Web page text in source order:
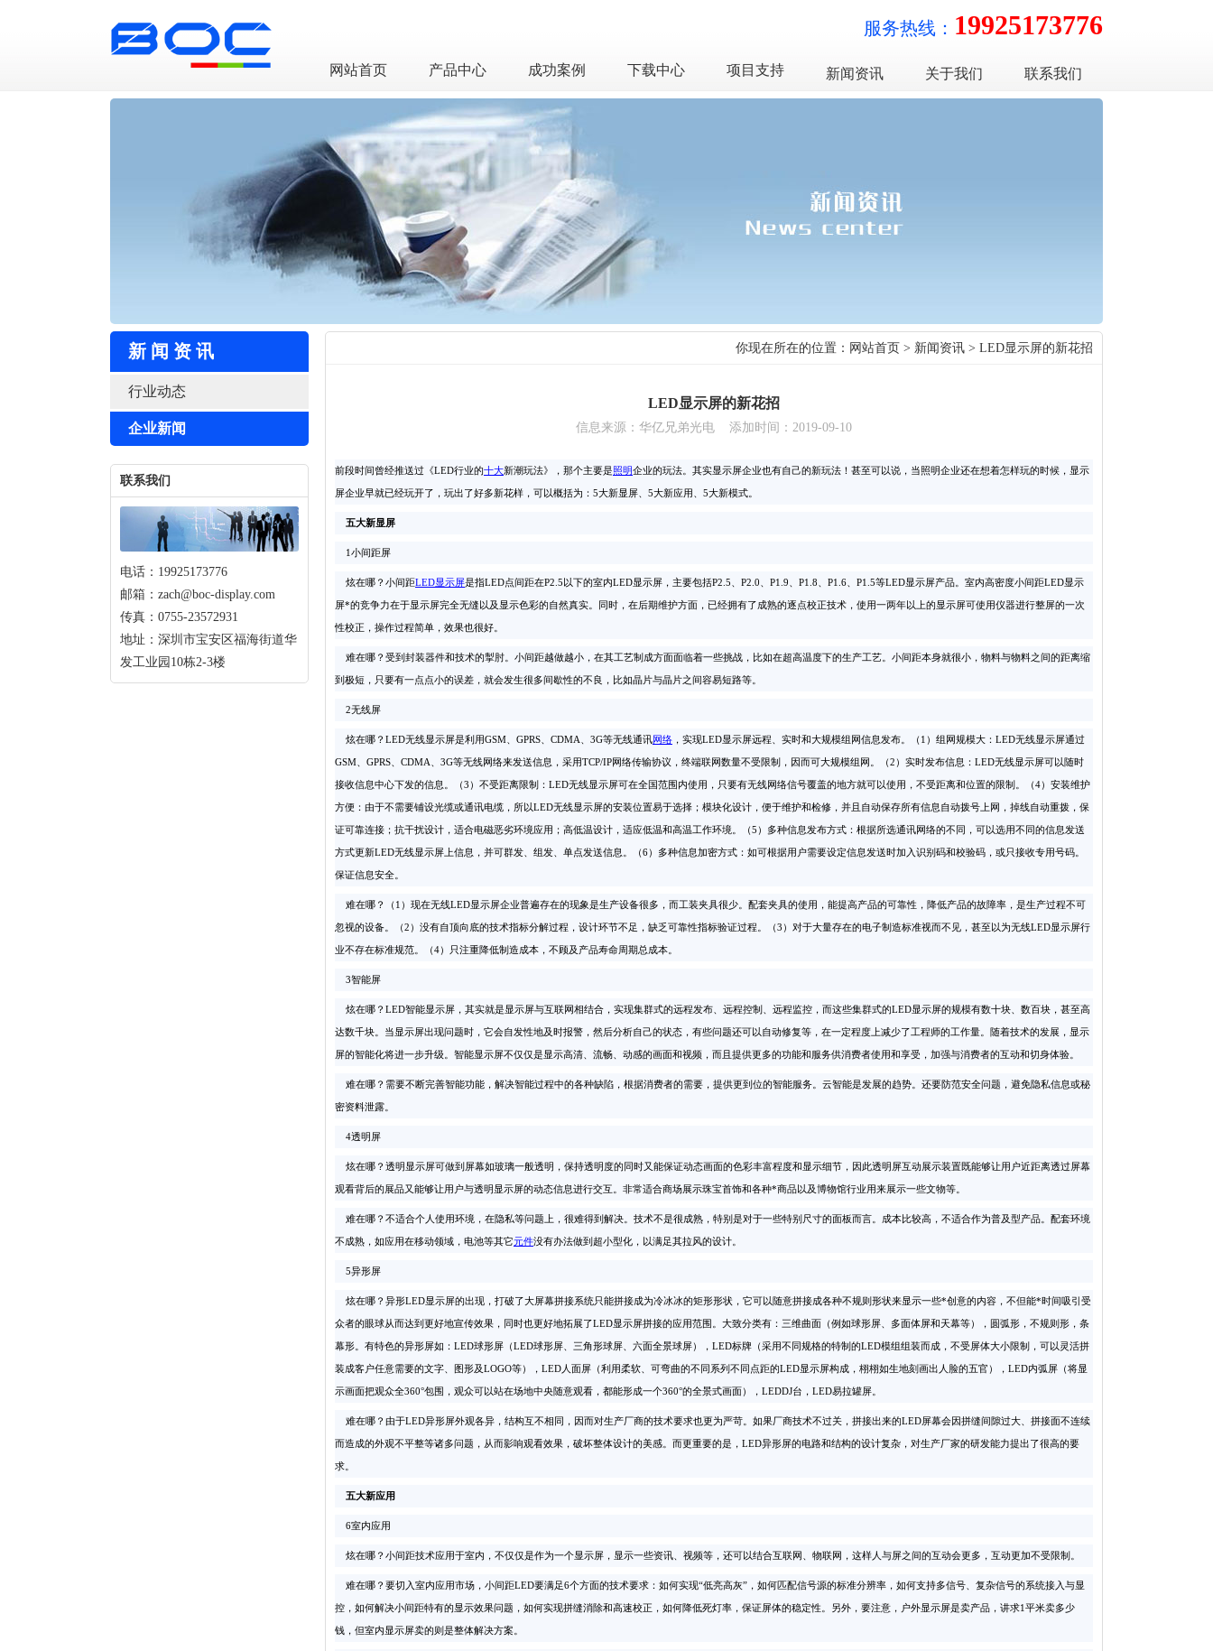
服务热线： 19925173776
网站首页 产品中心 成功案例 下载中心 项目支持 新闻资讯 关于我们 联系我们
新闻资讯
行业动态
企业新闻
联系我们
电话：19925173776
邮箱：zach@boc-display.com
传真：0755-23572931
地址：深圳市宝安区福海街道华
发工业园10栋2-3楼
你现在所在的位置： 网站首页 > 新闻资讯 > LED显示屏的新花招
LED显示屏的新花招
信息来源：华亿兄弟光电 添加时间：2019-09-10
前段时间曾经推送过《LED行业的十大新潮玩法》，那个主要是照明企业的玩法。其实显示屏企业也有自己的新玩法！甚至可以说，当照明企业还在想着怎样玩的时候，显示
屏企业早就已经玩开了，玩出了好多新花样，可以概括为： 5大新显屏、5大新应用、5大新模式。
五大新显屏
1小间距屏
炫在哪？小间距LED显示屏是指LED点间距在P2.5以下的室内LED显示屏，主要包括P2.5、P2.0、P1.9、P1.8、P1.6、P1.5等LED显示屏产品。室内高密度小间距LED显示
屏*的竞争力在于显示屏完全无缝以及显示色彩的自然真实。同时，在后期维护方面，已经拥有了成熟的逐点校正技术，使用一两年以上的显示屏可使用仪器进行整屏的一次
性校正，操作过程简单，效果也很好。
难在哪？受到封装器件和技术的掣肘。小间距越做越小，在其工艺制成方面面临着一些挑战，比如在超高温度下的生产工艺。小间距本身就很小，物料与物料之间的距离缩
到极短，只要有一点点小的误差，就会发生很多间歇性的不良，比如晶片与晶片之间容易短路等。
2无线屏
炫在哪？LED无线显示屏是利用GSM、GPRS、CDMA、3G等无线通讯网络 ，实现LED显示屏远程、实时和大规模组网信息发布。（1）组网规模大：LED无线显示屏通过
GSM、GPRS、CDMA、3G等无线网络来发送信息，采用TCP/IP网络传输协议，终端联网数量不受限制，因而可大规模组网。（2）实时发布信息：LED无线显示屏可以随时
接收信息中心下发的信息。（3）不受距离限制：LED无线显示屏可在全国范围内使用，只要有无线网络信号覆盖的地方就可以使用，不受距离和位置的限制。（4）安装维护
方便：由于不需要铺设光缆或通讯电缆，所以LED无线显示屏的安装位置易于选择；模块化设计，便于维护和检修，并且自动保存所有信息自动拨号上网，掉线自动重拨，保
证可靠连接；抗干扰设计，适合电磁恶劣环境应用；高低温设计，适应低温和高温工作环境。（5）多种信息发布方式：根据所选通讯网络的不同，可以选用不同的信息发送
方式更新LED无线显示屏上信息，并可群发、组发、单点发送信息。（6）多种信息加密方式：如可根据用户需要设定信息发送时加入识别码和校验码，或只接收专用号码。
保证信息安全。
难在哪？（1）现在无线LED显示屏企业普遍存在的现象是生产设备很多，而工装夹具很少。配套夹具的使用，能提高产品的可靠性，降低产品的故障率，是生产过程不可
忽视的设备。（2）没有自顶向底的技术指标分解过程，设计环节不足，缺乏可靠性指标验证过程。（3）对于大量存在的电子制造标准视而不见，甚至以为无线LED显示屏行
业不存在标准规范。（4）只注重降低制造成本，不顾及产品寿命周期总成本。
3智能屏
炫在哪？LED智能显示屏，其实就是显示屏与互联网相结合，实现集群式的远程发布、远程控制、远程监控，而这些集群式的LED显示屏的规模有数十块、数百块，甚至高
达数千块。当显示屏出现问题时，它会自发性地及时报警，然后分析自己的状态，有些问题还可以自动修复等，在一定程度上减少了工程师的工作量。随着技术的发展，显示
屏的智能化将进一步升级。智能显示屏不仅仅是显示高清、流畅、动感的画面和视频，而且提供更多的功能和服务供消费者使用和享受，加强与消费者的互动和切身体验。
难在哪？需要不断完善智能功能，解决智能过程中的各种缺陷，根据消费者的需要，提供更到位的智能服务。云智能是发展的趋势。还要防范安全问题，避免隐私信息或秘
密资料泄露。
4透明屏
炫在哪？透明显示屏可做到屏幕如玻璃一般透明，保持透明度的同时又能保证动态画面的色彩丰富程度和显示细节，因此透明屏互动展示装置既能够让用户近距离透过屏幕
观看背后的展品又能够让用户与透明显示屏的动态信息进行交互。非常适合商场展示珠宝首饰和各种*商品以及博物馆行业用来展示一些文物等。
难在哪？不适合个人使用环境，在隐私等问题上，很难得到解决。技术不是很成熟，特别是对于一些特别尺寸的面板而言。成本比较高，不适合作为普及型产品。配套环境
不成熟，如应用在移动领域，电池等其它元件没有办法做到超小型化，以满足其拉风的设计。
5异形屏
炫在哪？异形LED显示屏的出现，打破了大屏幕拼接系统只能拼接成为冷冰冰的矩形形状，它可以随意拼接成各种不规则形状来显示一些*创意的内容，不但能*时间吸引受
众者的眼球从而达到更好地宣传效果，同时也更好地拓展了LED显示屏拼接的应用范围。大致分类有：三维曲面（例如球形屏、多面体屏和天幕等），圆弧形，不规则形，条
幕形。有特色的异形屏如：LED球形屏（LED球形屏、三角形球屏、六面全景球屏），LED标牌（采用不同规格的特制的LED模组组装而成，不受屏体大小限制，可以灵活拼
装成客户任意需要的文字、图形及LOGO等），LED人面屏（利用柔软、可弯曲的不同系列不同点距的LED显示屏构成，栩栩如生地刻画出人脸的五官），LED内弧屏（将显
示画面把观众全360°包围，观众可以站在场地中央随意观看，都能形成一个360°的全景式画面），LEDDJ台，LED易拉罐屏。
难在哪？由于LED异形屏外观各异，结构互不相同，因而对生产厂商的技术要求也更为严苛。如果厂商技术不过关，拼接出来的LED屏幕会因拼缝间隙过大、拼接面不连续
而造成的外观不平整等诸多问题，从而影响观看效果，破坏整体设计的美感。而更重要的是，LED异形屏的电路和结构的设计复杂，对生产厂家的研发能力提出了很高的要
求。
五大新应用
6室内应用
炫在哪？小间距技术应用于室内，不仅仅是作为一个显示屏，显示一些资讯、视频等，还可以结合互联网、物联网，这样人与屏之间的互动会更多，互动更加不受限制。
难在哪？要切入室内应用市场，小间距LED要满足6个方面的技术要求：如何实现“低亮高灰”，如何匹配信号源的标准分辨率，如何支持多信号、复杂信号的系统接入与显
控，如何解决小间距特有的显示效果问题，如何实现拼缝消除和高速校正，如何降低死灯率，保证屏体的稳定性。另外，要注意，户外显示屏是卖产品，讲求1平米卖多少
钱，但室内显示屏卖的则是整体解决方案。